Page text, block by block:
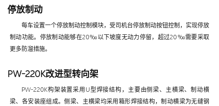
停放制动
每车设置一个停放制动控制模块，受司机台停放制动按钮控制，实现停放
制动功能。停放制动能够在20‰以下坡度无动力停留，超过20‰需要采取
更多防溜措施。
PW-220K改进型转向架
PW-220K构架装置采用U型焊接结构，主要由侧梁、主横梁、制动横
梁、各安装座组成。侧梁、主横梁均采用箱形焊接结构，制动横梁为无缝钢